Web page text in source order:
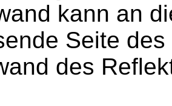
kann an
Seite
des